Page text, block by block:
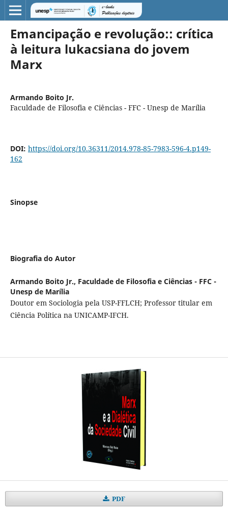
Emancipação e revolução:: crítica
à leitura lukacsiana do jovem
Marx
Armando Boito Jr.
Faculdade de Filosofia e Ciências - FFC - Unesp de Marília
DOI: https://doi.org/10.36311/2014.978-85-7983-596-4.p149-
162
Sinopse
Biografia do Autor
Armando Boito Jr., Faculdade de Filosofia e Ciências - FFC -
Unesp de Marília
Doutor em Sociologia pela USP-FFLCH; Professor titular em
Ciência Política na UNICAMP-IFCH.
PDF